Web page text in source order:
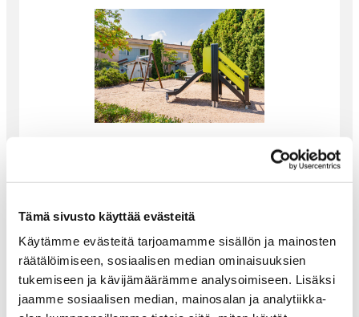
Tämä sivusto käyttää evästeitä
Käytämme evästeitä tarjoamamme sisällön ja mainosten
räätälöimiseen, sosiaalisen median ominaisuuksien
tukemiseen ja kävijämäärämme analysoimiseen. Lisäksi
jaamme sosiaalisen median, mainosalan ja analytiikka-